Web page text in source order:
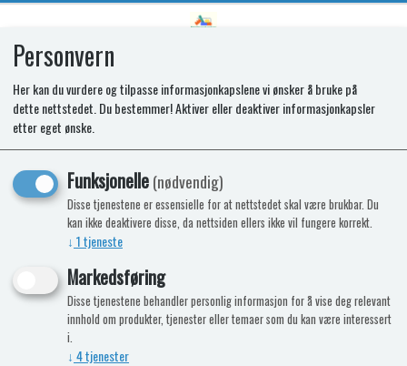
SPARE OVEN DOOR CO2 BK DD U
Personvern
Her kan du vurdere og tilpasse informasjonkapslene vi ønsker å bruke på
dette nettstedet. Du bestemmer! Aktiver eller deaktiver informasjonkapsler
etter eget ønske.
Funksjonelle(nødvendig)
Disse tjenestene er essensielle for at nettstedet skal være brukbar. Du
kan ikke deaktivere disse, da nettsiden ellers ikke vil fungere korrekt.
↓ 1tjeneste
Markedsføring
Disse tjenestene behandler personlig informasjon for å vise deg relevant
innhold om produkter, tjenester eller temaer som du kan være interessert
i.
↓ 4tjenester